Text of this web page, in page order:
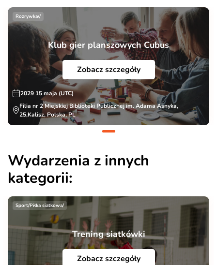
Rozrywka//
Klub gier planszowych Cubus
Zobacz szczegóły
2029 15 maja (UTC)
Filia nr 2 Miejskiej Biblioteki Publicznej im. Adama Asnyka,
25,Kalisz, Polska, PL
Wydarzenia z innych
kategorii:
Sport/Piłka siatkowa/
Trening siatkówki
Zobacz szczegóły